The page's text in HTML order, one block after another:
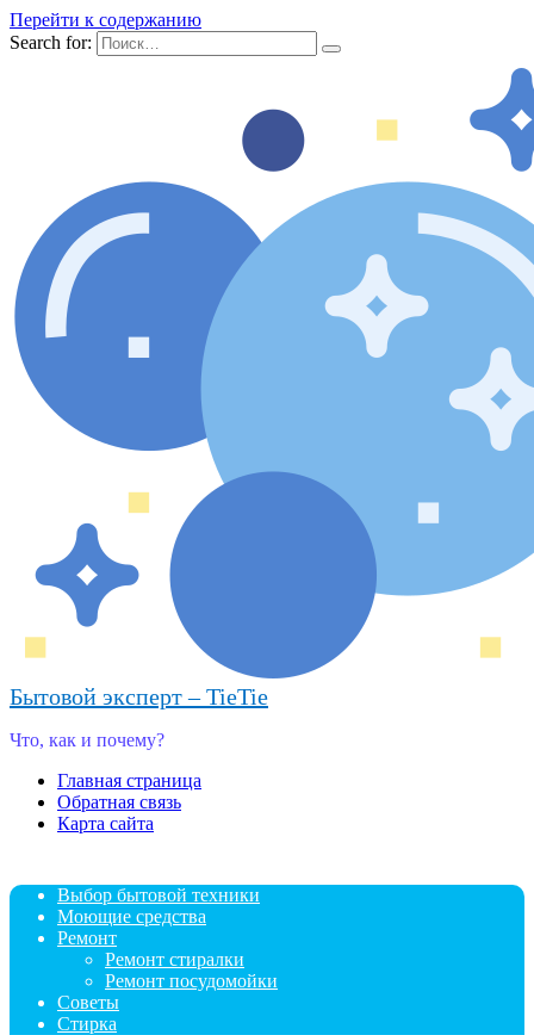
Перейти к содержанию
Search for:
Бытовой эксперт – TieTie
Что, как и почему?
Главная страница
Обратная связь
Карта сайта
Выбор бытовой техники
Моющие средства
Ремонт
Ремонт стиралки
Ремонт посудомойки
Советы
Стирка